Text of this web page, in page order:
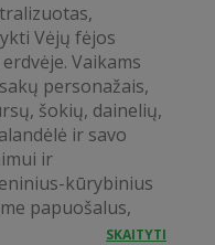
Vėjų fėjos
Vaikams
personažais,
šokių, dainelių,
ir savo
ir
kūrybinius
papuošalus,
SKAITYTI